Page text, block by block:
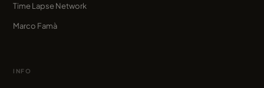
Time Lapse Network
Marco Famà
INFO